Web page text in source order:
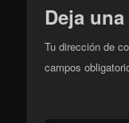
Deja
Tu dirección de
campos